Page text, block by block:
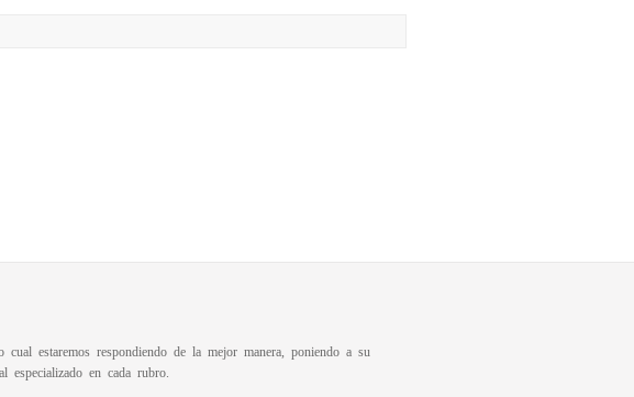
estaremos respondiendo de la mejor manera, poniendo a su
especializado en cada rubro.